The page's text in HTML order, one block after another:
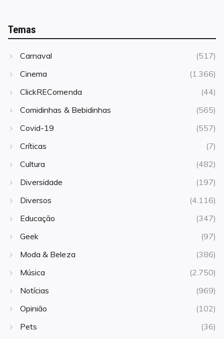
Temas
Carnaval
(517)
Cinema
(1.366)
ClickREComenda
(44)
Comidinhas & Bebidinhas
(565)
Covid-19
(557)
Críticas
(7)
Cultura
(482)
Diversidade
(197)
Diversos
(4.116)
Educação
(347)
Geek
(97)
Moda & Beleza
(386)
Música
(2.750)
Notícias
(969)
Opinião
(102)
Pets
(36)